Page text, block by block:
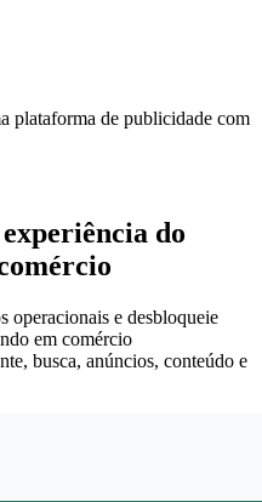
plataforma de publicidade com
do
operacionais e desbloqueie
em comércio
busca, anúncios, conteúdo e